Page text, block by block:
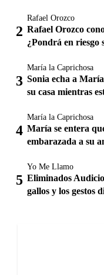
Rafael Orozco
Rafael Orozco
¿Pondrá en riesgo
María la Caprichosa
Sonia echa a
su casa mientras
María la Caprichosa
María se entera
embarazada a su
Yo Me Llamo
Eliminados
gallos y los gestos